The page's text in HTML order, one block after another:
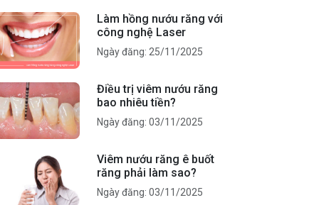
Làm hồng nướu răng với
công nghệ Laser
Ngày đăng: 25/11/2025
Điều trị viêm nướu răng
bao nhiêu tiền?
Ngày đăng: 03/11/2025
Viêm nướu răng ê buốt
răng phải làm sao?
Ngày đăng: 03/11/2025